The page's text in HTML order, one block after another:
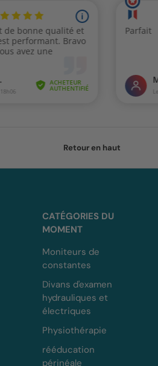
Retour en haut
CATÉGORIES DU
MOMENT
Moniteurs de
constantes
Divans d'examen
hydrauliques et
électriques
Physiothérapie
rééducation
périnéale